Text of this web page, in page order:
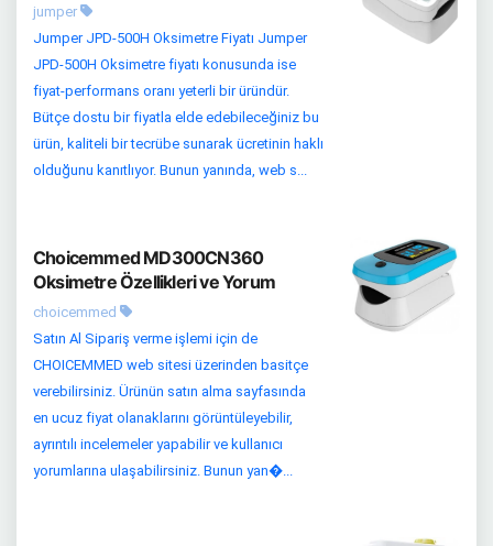
jumper
Jumper JPD-500H Oksimetre Fiyatı Jumper
JPD-500H Oksimetre fiyatı konusunda ise
fiyat-performans oranı yeterli bir üründür.
Bütçe dostu bir fiyatla elde edebileceğiniz bu
ürün, kaliteli bir tecrübe sunarak ücretinin haklı
olduğunu kanıtlıyor. Bunun yanında, web s...
Choicemmed MD300CN360
Oksimetre Özellikleri ve Yorum
choicemmed
Satın Al Sipariş verme işlemi için de
CHOICEMMED web sitesi üzerinden basitçe
verebilirsiniz. Ürünün satın alma sayfasında
en ucuz fiyat olanaklarını görüntüleyebilir,
ayrıntılı incelemeler yapabilir ve kullanıcı
yorumlarına ulaşabilirsiniz. Bunun yan�...